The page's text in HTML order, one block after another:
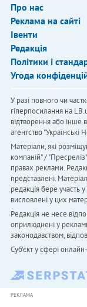
Про нас
Реклама на сайті
Івенти
Редакція
Політики і
Угода
У разі повного чи
гіперпосилання на
відтворення або інше
агентство "Українськi
Матеріали, які
компаній" /
правах реклами.
представлені.
редакція бере участь
висловлені у цих
Редакція не несе
оприлюднені у
законодавством,
Cуб'єкт у сфері
РЕКЛАМА